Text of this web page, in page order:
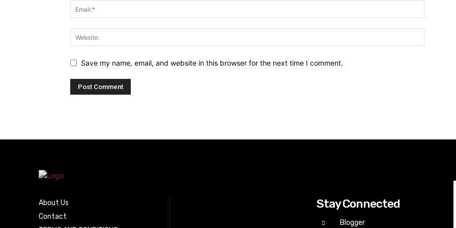
Save my name, email, and website in this browser for the next time I comment.
About Us
Contact
Stay Connected
Blogger